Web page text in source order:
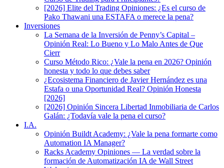
[2026] Elite del Trading Opiniones: ¿Es el curso de
Pako Thawani una ESTAFA o merece la pena?
Inversiones
La Semana de la Inversión de Penny’s Capital –
Opinión Real: Lo Bueno y Lo Malo Antes de Que
Cierr
Curso Método Rico: ¿Vale la pena en 2026? Opinión
honesta y todo lo que debes saber
¿Ecosistema Financiero de Javier Hernández es una
Estafa o una Oportunidad Real? Opinión Honesta
[2026]
[2026] Opinión Sincera Libertad Inmobiliaria de Carlos
Galán: ¿Todavía vale la pena el curso?
I.A.
Opinión Buildt Academy: ¿Vale la pena formarte como
Automation IA Manager?
Racks Academy Opiniones — La verdad sobre la
formación de Automatización IA de Wall Street